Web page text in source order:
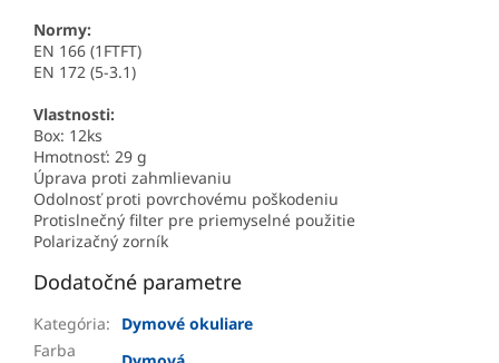
Normy:
EN 166 (1FTFT)
EN 172 (5-3.1)
Vlastnosti:
Box: 12ks
Hmotnosť: 29 g
Úprava proti zahmlievaniu
Odolnosť proti povrchovému poškodeniu
Protislnečný filter pre priemyselné použitie
Polarizačný zorník
Dodatočné parametre
Kategória:
Dymové okuliare
Farba